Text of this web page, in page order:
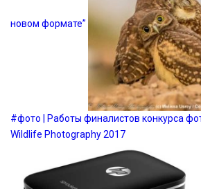
новом формате”
#фото | Работы финалистов конкурса
Wildlife Photography 2017